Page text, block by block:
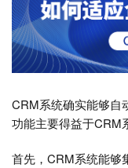
CRM系统确实能够自
功能主要得益于CRM
首先，CRM系统能够